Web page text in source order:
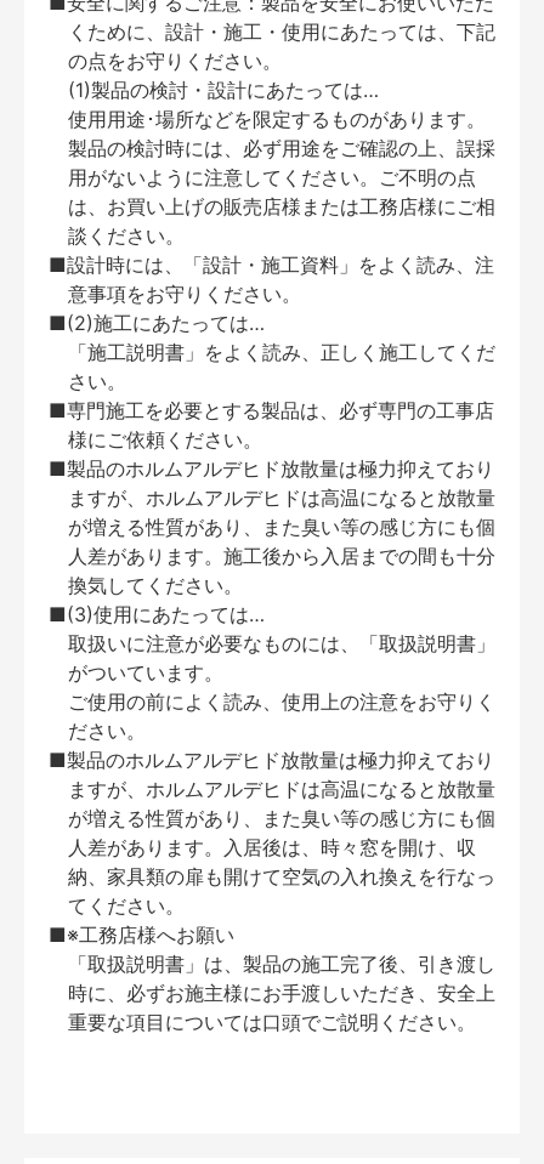
くために、設計・施工・使用にあたっては、下記
の点をお守りください。
(1)製品の検討・設計にあたっては…
使用用途･場所などを限定するものがあります。
製品の検討時には、必ず用途をご確認の上、誤採
用がないように注意してください。ご不明の点
は、お買い上げの販売店様または工務店様にご相
談ください。
■設計時には、「設計・施工資料」をよく読み、注
意事項をお守りください。
■(2)施工にあたっては…
「施工説明書」をよく読み、正しく施工してくだ
さい。
■専門施工を必要とする製品は、必ず専門の工事店
様にご依頼ください。
■製品のホルムアルデヒド放散量は極力抑えており
ますが、ホルムアルデヒドは高温になると放散量
が増える性質があり、また臭い等の感じ方にも個
人差があります。施工後から入居までの間も十分
換気してください。
■(3)使用にあたっては…
取扱いに注意が必要なものには、「取扱説明書」
がついています。
ご使用の前によく読み、使用上の注意をお守りく
ださい。
■製品のホルムアルデヒド放散量は極力抑えており
ますが、ホルムアルデヒドは高温になると放散量
が増える性質があり、また臭い等の感じ方にも個
人差があります。入居後は、時々窓を開け、収
納、家具類の扉も開けて空気の入れ換えを行なっ
てください。
■※工務店様へお願い
「取扱説明書」は、製品の施工完了後、引き渡し
時に、必ずお施主様にお手渡しいただき、安全上
重要な項目については口頭でご説明ください。